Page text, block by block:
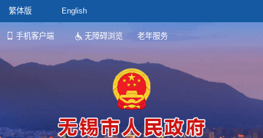
繁体版 English
手机客户端 无障碍浏览 老年服务